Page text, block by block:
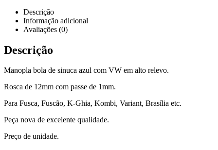
Descrição
Informação adicional
Avaliações (0)
Descrição
Manopla bola de sinuca azul com VW em alto relevo.
Rosca de 12mm com passe de 1mm.
Para Fusca, Fuscão, K-Ghia, Kombi, Variant, Brasília etc.
Peça nova de excelente qualidade.
Preço de unidade.